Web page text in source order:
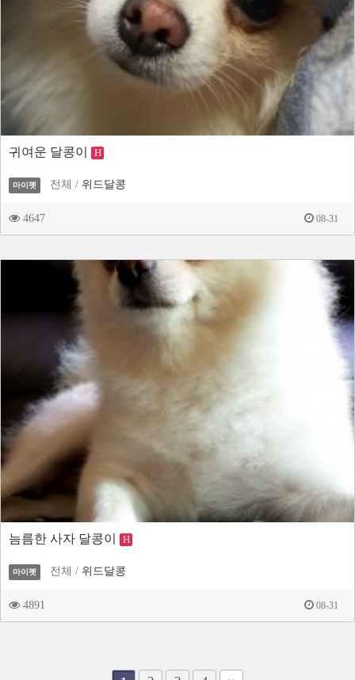
귀여운 달콩이 H
마이펫 전체 / 위드달콩
4647 08-31
늠름한 사자 달콩이 H
마이펫 전체 / 위드달콩
4891 08-31